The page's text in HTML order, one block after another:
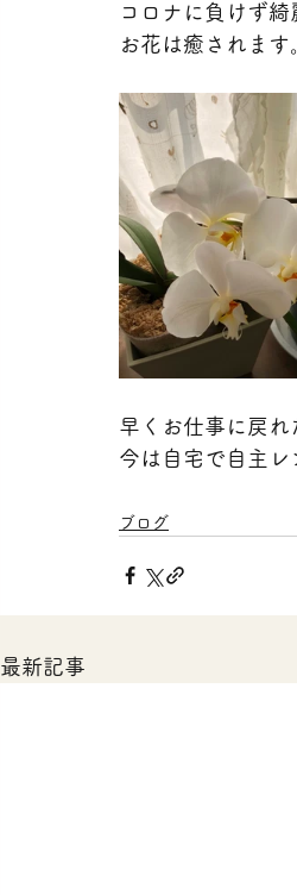
コロナに負けず
お花は癒されます
早くお仕事に戻れ
今は自宅で自主レ
ブログ
最新記事